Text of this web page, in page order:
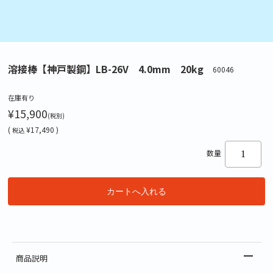
溶接棒【神戸製鋼】LB-26V 4.0mm 20kg 60046
在庫有り
¥15,900(税別)
( 税込 ¥17,490 )
数量
商品説明